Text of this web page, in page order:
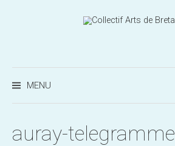
MENU
auray-telegramme